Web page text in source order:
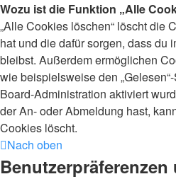
Wozu ist die Funktion „Alle
„Alle Cookies löschen“ löscht die
hat und die dafür sorgen, dass du
bleibst. Außerdem ermöglichen
wie beispielsweise den
Board-Administration aktiviert
der An- oder Abmeldung hast,
Cookies löscht.
Nach oben
Benutzerpräferenzen